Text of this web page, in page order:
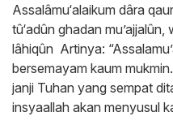
Assalâmu‘alaikum dâra
tû‘adûn ghadan
lâhiqûn ​​​​​​​ Artinya:
bersemayam kaum
janji Tuhan yang sempat
insyaallah akan menyusul